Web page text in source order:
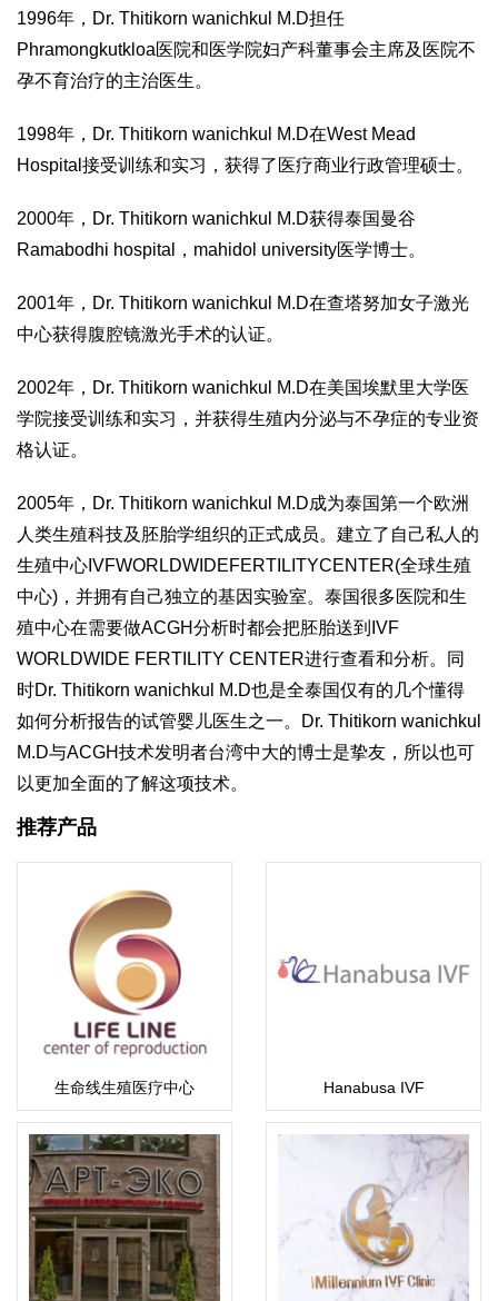
1996年，Dr. Thitikorn wanichkul M.D担任
Phramongkutkloa医院和医学院妇产科董事会主席及医院不
孕不育治疗的主治医生。
1998年，Dr. Thitikorn wanichkul M.D在West Mead
Hospital接受训练和实习，获得了医疗商业行政管理硕士。
2000年，Dr. Thitikorn wanichkul M.D获得泰国曼谷
Ramabodhi hospital，mahidol university医学博士。
2001年，Dr. Thitikorn wanichkul M.D在查塔努加女子激光
中心获得腹腔镜激光手术的认证。
2002年，Dr. Thitikorn wanichkul M.D在美国埃默里大学医
学院接受训练和实习，并获得生殖内分泌与不孕症的专业资
格认证。
2005年，Dr. Thitikorn wanichkul M.D成为泰国第一个欧洲
人类生殖科技及胚胎学组织的正式成员。建立了自己私人的
生殖中心IVFWORLDWIDEFERTILITYCENTER(全球生殖
中心)，并拥有自己独立的基因实验室。泰国很多医院和生
殖中心在需要做ACGH分析时都会把胚胎送到IVF
WORLDWIDE FERTILITY CENTER进行查看和分析。同
时Dr. Thitikorn wanichkul M.D也是全泰国仅有的几个懂得
如何分析报告的试管婴儿医生之一。Dr. Thitikorn wanichkul
M.D与ACGH技术发明者台湾中大的博士是挚友，所以也可
以更加全面的了解这项技术。
推荐产品
生命线生殖医疗中心 Hanabusa IVF